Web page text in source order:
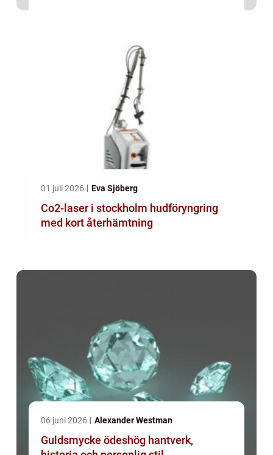
01 juli 2026 Eva Sjöberg
Co2-laser i stockholm hudföryngring
med kort återhämtning
06 juni 2026 Alexander Westman
Guldsmycke ödeshög hantverk,